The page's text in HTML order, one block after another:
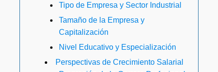
Tipo de Empresa y Sector Industrial
Tamaño de la Empresa y
Capitalización
Nivel Educativo y Especialización
Perspectivas de Crecimiento Salarial